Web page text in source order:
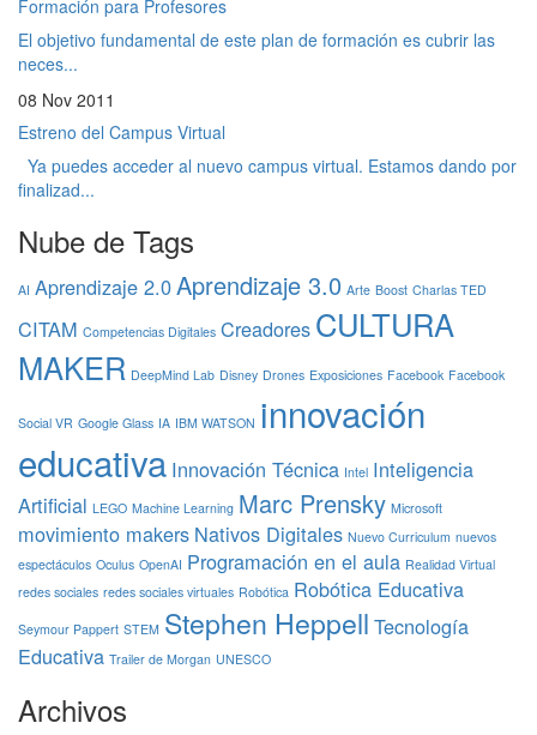
Formación para Profesores
El objetivo fundamental de este plan de formación es cubrir las
neces...
08 Nov 2011
Estreno del Campus Virtual
Ya puedes acceder al nuevo campus virtual. Estamos dando por
finalizad...
Nube de Tags
AI Aprendizaje 2.0Aprendizaje 3.0 Arte Boost Charlas TED
CITAM Competencias Digitales Creadores CULTURA
MAKER DeepMind Lab Disney Drones Exposiciones Facebook Facebook
Social VR Google Glass IA IBM WATSON innovación
educativa Innovación Técnica Intel Inteligencia
Artificial LEGO Machine Learning Marc Prensky Microsoft
movimiento makers Nativos Digitales Nuevo Curriculum nuevos
espectáculos Oculus OpenAI Programación en el aula Realidad Virtual
redes sociales redes sociales virtuales Robótica Robótica Educativa
Seymour Pappert STEM Stephen Heppell Tecnología
Educativa Trailer de Morgan UNESCO
Archivos